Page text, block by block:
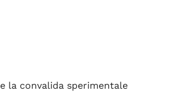
la convalida sperimentale